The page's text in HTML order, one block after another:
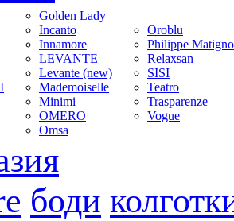
Golden Lady
Incanto
Innamore
LEVANTE
Levante (new)
Mademoiselle
Minimi
OMERO
Omsa
Oroblu
Philippe
Relaxsan
SISI
Teatro
Trasparenze
Vogue
боди